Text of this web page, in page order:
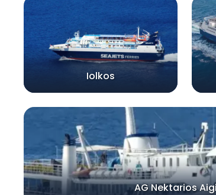
Iolkos
AG Nektarios